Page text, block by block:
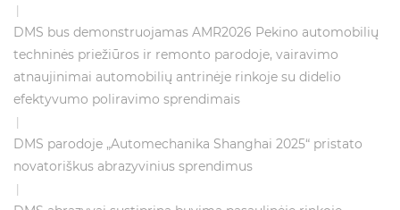
DMS bus demonstruojamas AMR2026 Pekino automobilių
techninės priežiūros ir remonto parodoje, vairavimo
atnaujinimai automobilių antrinėje rinkoje su didelio
efektyvumo poliravimo sprendimais
DMS parodoje „Automechanika Shanghai 2025“ pristato
novatoriškus abrazyvinius sprendimus